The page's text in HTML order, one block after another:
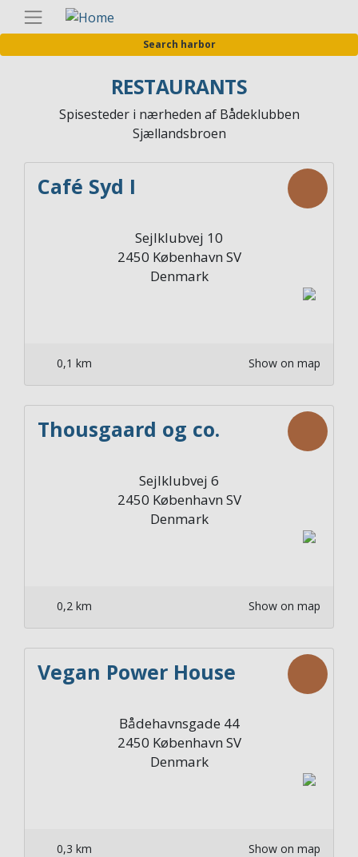
Skip
Search harbor
RESTAURANTS
Spisesteder i nærheden af Bådeklubben
Sjællandsbroen
Café Syd I
Sejlklubvej 10
2450 København SV
Denmark
0,1 km Show on map
Thousgaard og co.
Sejlklubvej 6
2450 København SV
Denmark
0,2 km Show on map
Vegan Power House
Bådehavnsgade 44
2450 København SV
Denmark
0,3 km Show on map